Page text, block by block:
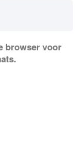
browser voor